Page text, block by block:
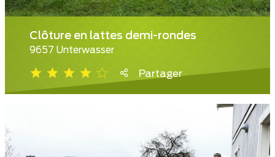
Clôture en lattes demi-rondes
9657 Unterwasser
Partager